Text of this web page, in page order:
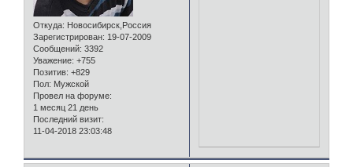
Откуда: Новосибирск,Россия
Зарегистрирован: 19-07-2009
Сообщений: 3392
Уважение: +755
Позитив: +829
Пол: Мужской
Провел на форуме:
1 месяц 21 день
Последний визит:
11-04-2018 23:03:48